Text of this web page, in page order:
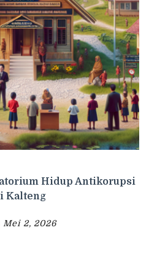
Hidup Antikorupsi
Kalteng
Mei 2, 2026